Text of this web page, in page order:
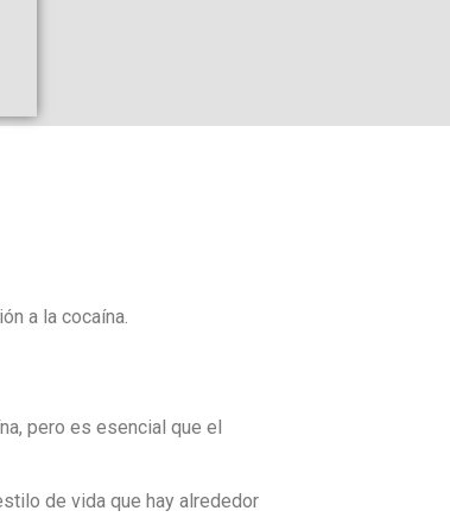
a la cocaína.
pero es esencial que el
de vida que hay alrededor